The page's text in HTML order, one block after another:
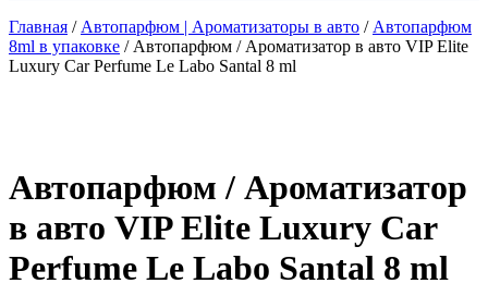
Главная / Автопарфюм | Ароматизаторы в авто / Автопарфюм
8ml в упаковке / Автопарфюм / Ароматизатор в авто VIP Elite
Luxury Car Perfume Le Labo Santal 8 ml
Автопарфюм / Ароматизатор
в авто VIP Elite Luxury Car
Perfume Le Labo Santal 8 ml